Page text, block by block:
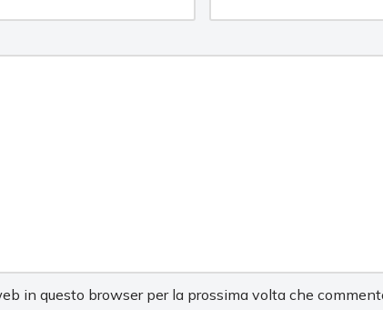
in questo browser per la prossima volta che